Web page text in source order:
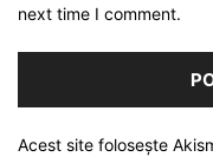
next time I comment.
Acest site folosește